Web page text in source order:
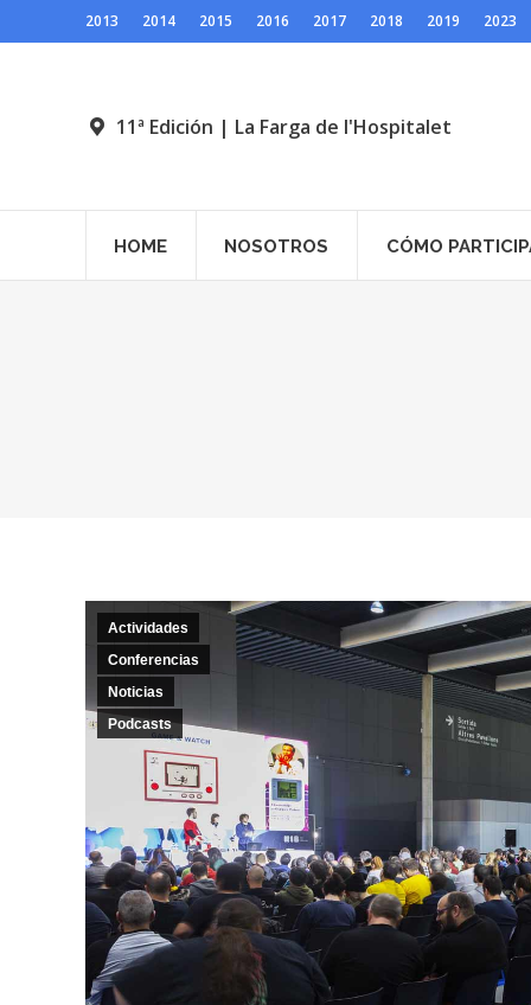
2013 2014 2015 2016 2017 2018 2019 2023
11ª Edición | La Farga de l'Hospitalet
HOME NOSOTROS CÓMO
Actividades
Conferencias
Noticias
Podcasts